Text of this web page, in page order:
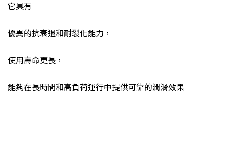
它具有
優異的抗衰退和耐裂化能力，
使用壽命更長，
能夠在長時間和高負荷運行中提供可靠的潤滑效果